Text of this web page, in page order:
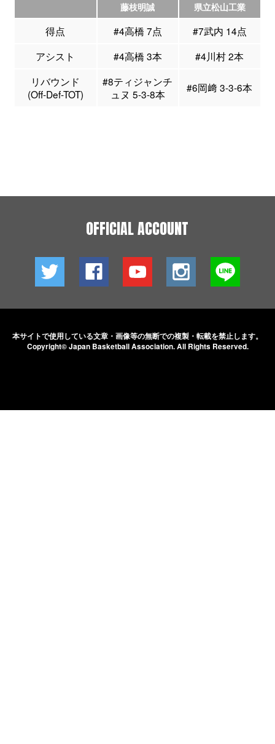
藤枝明誠 県立松山工業
得点 #4高橋 7点
#7武内 14点
アシスト
#4高橋 3本
#4川村 2本
リバウンド
(Off-Def-TOT)
#8ティジャンチ
ュヌ 5-3-8本
#6岡﨑 3-3-6本
OFFICIAL ACCOUNT
本サイトで使用している文章・画像等の無断での複製・転載を禁止します。
Copyright© Japan Basketball Association.All Rights Reserved.